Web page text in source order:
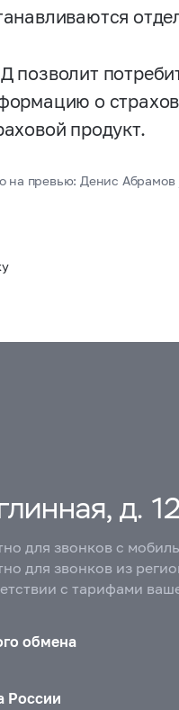
позволит
о
продукт.
на превью: Денис Абрамов
д.
для звонков с
для звонков из
с тарифами
обмена
России